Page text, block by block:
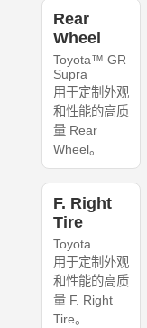
Rear
Wheel
Toyota™ GR
Supra
用于定制外观
和性能的高质
量 Rear
Wheel。
F. Right
Tire
Toyota
用于定制外观
和性能的高质
量 F. Right
Tire。